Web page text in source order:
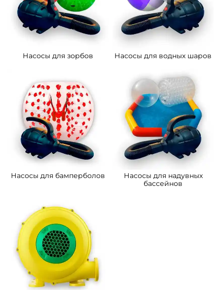
Насосы для зорбов Насосы для водных шаров
Насосы для бамперболов
Насосы для надувных
бассейнов